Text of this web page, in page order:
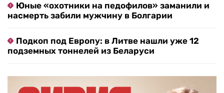
Юные «охотники на педофилов» заманили и
насмерть забили мужчину в Болгарии
Подкоп под Европу: в Литве нашли уже 12
подземных тоннелей из Беларуси